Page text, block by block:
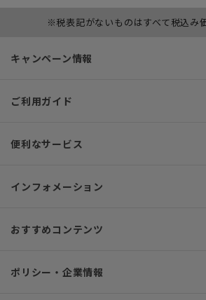
※税表記がないものはすべて税込み
キャンペーン情報
ご利用ガイド
便利なサービス
インフォメーション
おすすめコンテンツ
ポリシー・企業情報